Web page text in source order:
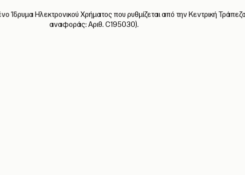
Ίδρυμα Ηλεκτρονικού Χρήματος που ρυθμίζεται από την Κεντρική
αναφοράς: Αριθ. C195030).